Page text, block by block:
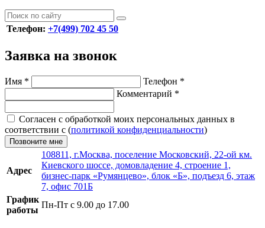
Телефон: +7(499) 702 45 50
Заявка на звонок
Имя * Телефон *
Комментарий *
Согласен с обработкой моих персональных данных в
соответствии с (политикой конфиденциальности)
Позвоните мне
Адрес
108811, г.Москва, поселение Московский, 22-ой км.
Киевского шоссе, домовладение 4, строение 1,
бизнес-парк «Румянцево», блок «Б», подъезд 6, этаж
7, офис 701Б
График
работы
Пн-Пт с 9.00 до 17.00